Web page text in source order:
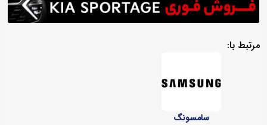
مرتبط با:
سامسونگ